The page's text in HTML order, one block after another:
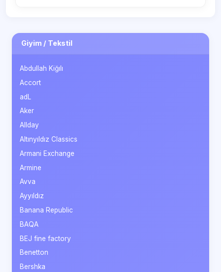
Giyim / Tekstil
Abdullah Kiğılı
Accort
adL
Aker
Allday
Altınyıldız Classics
Armani Exchange
Armine
Avva
Ayyıldız
Banana Republic
BAQA
BEJ fine factory
Benetton
Bershka